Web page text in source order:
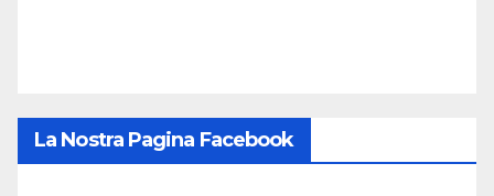
La Nostra Pagina Facebook